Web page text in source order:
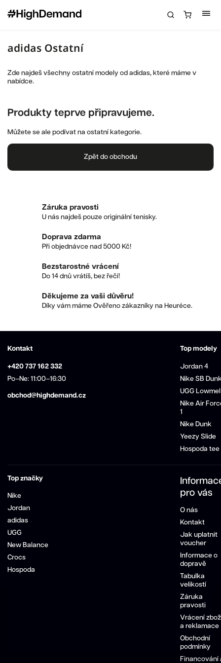
adidas Ostatní
Zde najdeš všechny ostatní modely od adidas, které máme v
nabídce.
Produkty teprve připravujeme.
Můžete se ale podívat na ostatní kategorie.
Zpět do obchodu
Záruka pravosti
U nás najdeš pouze originální tenisky.
Doprava zdarma
Při objednávce nad 5000 Kč!
Bezstarostné vrácení
Do 14 dnů vrátíš, bez řečí!
Děkujeme za vaši důvěru!
Díky vám máme Ověřeno zákazníky na Heuréce.
Kontakt
+420 737 162 332
Po–Ne: 11:00–16:30
obchod@highdemand.cz
Top modely
Jordan 4
Nike SB
UGG Lowmel
Nike Air
1
Nike Dunk
Yeezy Slide
Hospoda tee
Top značky
Nike
Jordan
adidas
UGG
New Balance
Crocs
Hospoda
pro vás
O nás
Kontakt
Jak uplatnit
voucher
Informace o
dopravě
Tabulka
velikostí
Záruka
pravosti
Vrácení
a reklamace
Obchodní
podmínky
Financování